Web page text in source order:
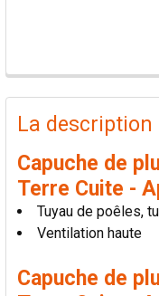
PRODUITS
FRÉQUEMMENT
ACHETÉS
TOUT
SÉLECTIONNER
LA
La description
Capuche de
Terre Cuite -
Tuyau de poêles,
Ventilation haute
Capuche de